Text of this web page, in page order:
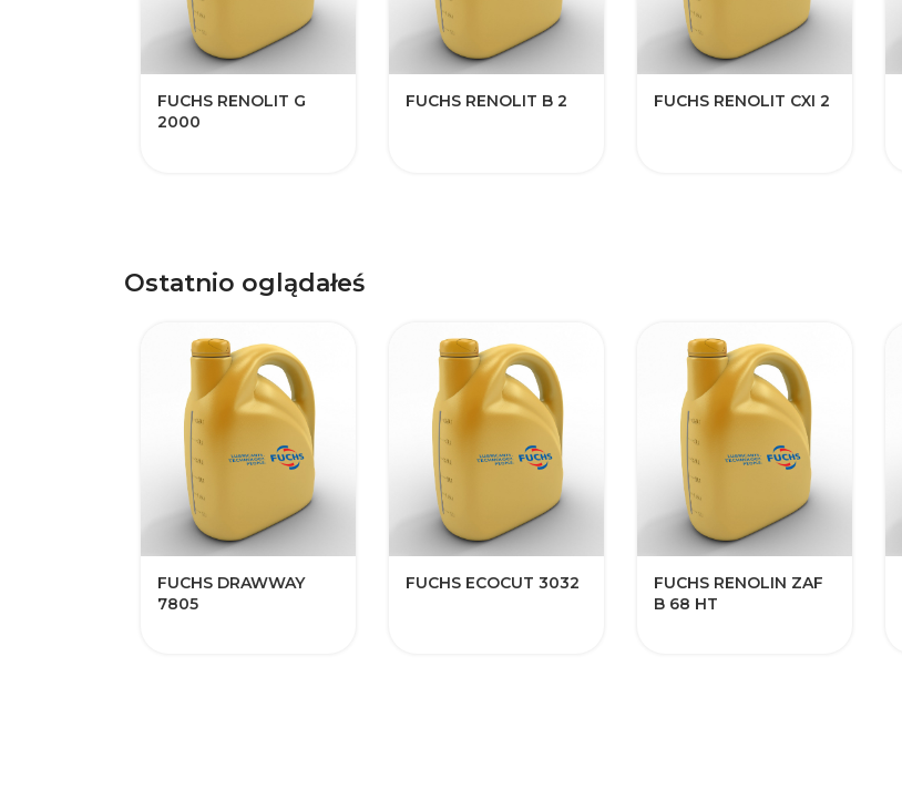
FUCHS RENOLIT G
2000
FUCHS RENOLIT B 2 FUCHS RENOLIT CXI 2
Ostatnio oglądałeś
FUCHS DRAWWAY
7805
FUCHS ECOCUT 3032
FUCHS RENOLIN ZAF
B 68 HT